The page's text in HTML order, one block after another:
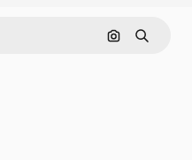
Pesquisar
Buscar